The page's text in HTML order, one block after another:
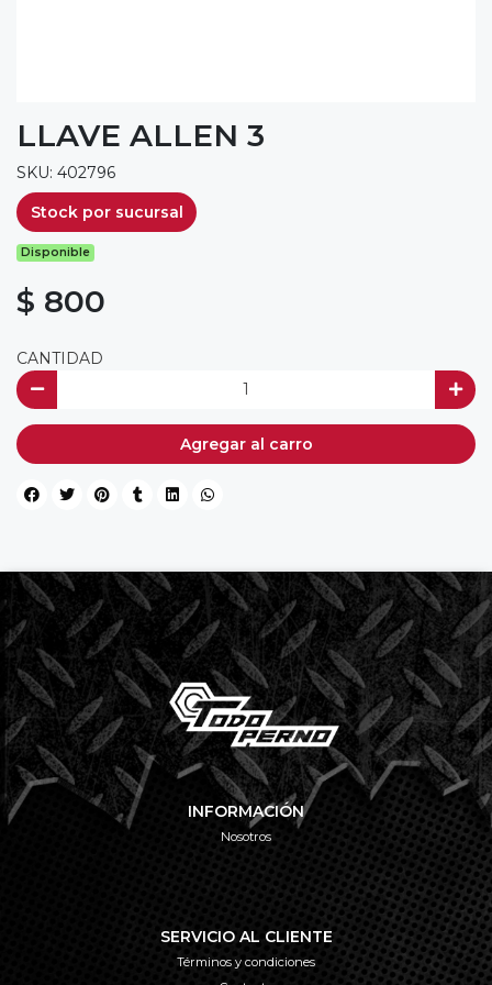
LLAVE ALLEN 3
SKU: 402796
Stock por sucursal
Disponible
$ 800
CANTIDAD
Agregar al carro
INFORMACIÓN
Nosotros
SERVICIO AL CLIENTE
Términos y condiciones